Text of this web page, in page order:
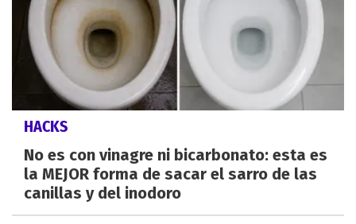
HACKS
No es con vinagre ni bicarbonato: esta es
la MEJOR forma de sacar el sarro de las
canillas y del inodoro